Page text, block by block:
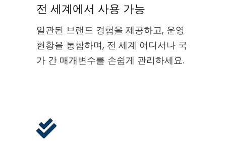
전 세계에서 사용 가능
일관된 브랜드 경험을 제공하고, 운영
현황을 통합하며, 전 세계 어디서나 국
가 간 매개변수를 손쉽게 관리하세요.